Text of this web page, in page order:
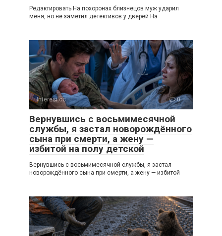
Редактировать На похоронах близнецов муж ударил
меня, но не заметил детективов у дверей На
Interesi.cc 0
Вернувшись с восьмимесячной
службы, я застал новорождённого
сына при смерти, а жену —
избитой на полу детской
Вернувшись с восьмимесячной службы, я застал
новорождённого сына при смерти, а жену — избитой